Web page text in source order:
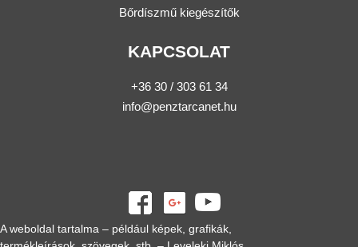
Bőrdíszmű kiegészítők
KAPCSOLAT
+36 30 / 303 61 34
info@penztarcanet.hu
A weboldal tartalma – például képek, grafikák,